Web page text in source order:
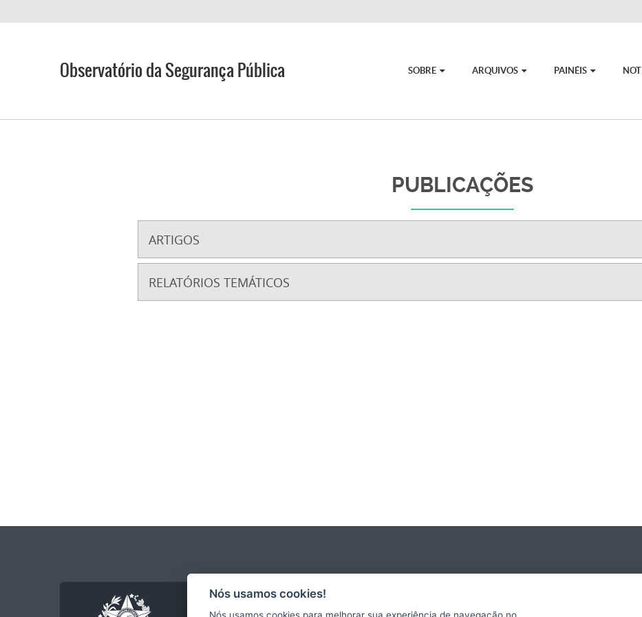
Observatório da Segurança Pública SOBRE ARQUIVOS PAINÉIS
PUBLICAÇÕES
ARTIGOS
RELATÓRIOS TEMÁTICOS
SECRETARIA DE ESTADO DA SEGURANÇA PÚBLICA E
Nós usamos cookies!